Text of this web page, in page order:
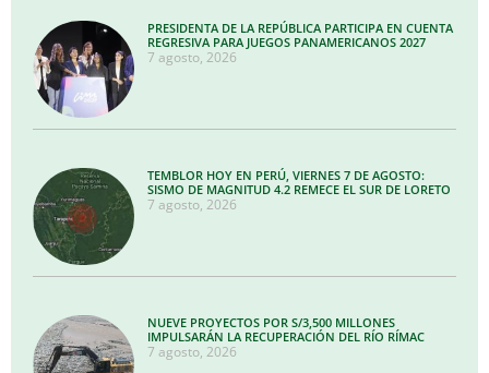
PRESIDENTA DE LA REPÚBLICA PARTICIPA EN CUENTA
REGRESIVA PARA JUEGOS PANAMERICANOS 2027
7 agosto, 2026
TEMBLOR HOY EN PERÚ, VIERNES 7 DE AGOSTO:
SISMO DE MAGNITUD 4.2 REMECE EL SUR DE LORETO
7 agosto, 2026
NUEVE PROYECTOS POR S/3,500 MILLONES
IMPULSARÁN LA RECUPERACIÓN DEL RÍO RÍMAC
7 agosto, 2026